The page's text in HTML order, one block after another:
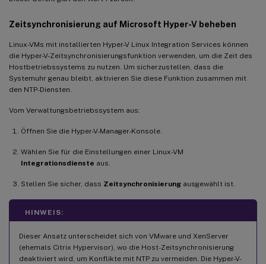
Zeitsynchronisierung auf Microsoft Hyper-V beheben
Linux-VMs mit installierten Hyper-V Linux Integration Services können
die Hyper-V-Zeitsynchronisierungsfunktion verwenden, um die Zeit des
Hostbetriebssystems zu nutzen. Um sicherzustellen, dass die
Systemuhr genau bleibt, aktivieren Sie diese Funktion zusammen mit
den NTP-Diensten.
Vom Verwaltungsbetriebssystem aus:
Öffnen Sie die Hyper-V-Manager-Konsole.
Wählen Sie für die Einstellungen einer Linux-VM
Integrationsdienste aus.
Stellen Sie sicher, dass Zeitsynchronisierung ausgewählt ist.
HINWEIS:
Dieser Ansatz unterscheidet sich von VMware und XenServer
(ehemals Citrix Hypervisor), wo die Host-Zeitsynchronisierung
deaktiviert wird, um Konflikte mit NTP zu vermeiden. Die Hyper-V-